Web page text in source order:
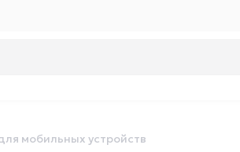
мобильных устройств